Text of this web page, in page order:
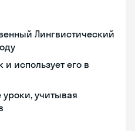
Лингвистический
использует его в
учитывая